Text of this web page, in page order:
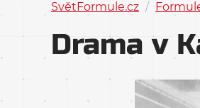
SvětFormule.cz /
Drama v